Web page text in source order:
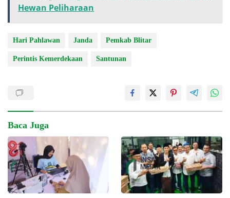
Hewan Peliharaan
Hari Pahlawan Janda Pemkab Blitar
Perintis Kemerdekaan Santunan
Baca Juga